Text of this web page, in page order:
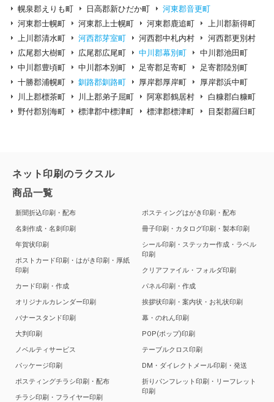
幌泉郡えりも町
日高郡新ひだか町
河東郡音更町
河東郡士幌町
河東郡上士幌町 河東郡鹿追町
上川郡新得町
上川郡清水町
河西郡芽室町 河西郡中札内村
河西郡更別村
広尾郡大樹町
広尾郡広尾町 中川郡幕別町
中川郡池田町
中川郡豊頃町
中川郡本別町 足寄郡足寄町
足寄郡陸別町
十勝郡浦幌町
釧路郡釧路町 厚岸郡厚岸町
厚岸郡浜中町
川上郡標茶町
川上郡弟子屈町 阿寒郡鶴居村
白糠郡白糠町
野付郡別海町
標津郡中標津町 標津郡標津町 目梨郡羅臼町
ネット印刷のラクスル
商品一覧
新聞折込印刷・配布
名刺作成・名刺印刷
年賀状印刷
ポストカード印刷・はがき印刷・厚紙
印刷
カード印刷・作成
オリジナルカレンダー印刷
バナースタンド印刷
大判印刷
ノベルティサービス
パッケージ印刷
ポスティングチラシ印刷・配布
チラシ印刷・フライヤー印刷
ポスティングはがき印刷・配布
冊子印刷・カタログ印刷・製本印刷
シール印刷・ステッカー作成・ラベル
印刷
クリアファイル・フォルダ印刷
パネル印刷・作成
挨拶状印刷・案内状・お礼状印刷
幕・のれん印刷
POP(ポップ)印刷
テーブルクロス印刷
DM・ダイレクトメール印刷・発送
折りパンフレット印刷・リーフレット
印刷